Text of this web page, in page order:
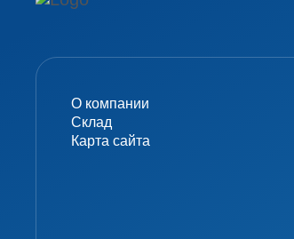
О компании
Склад
Карта сайта